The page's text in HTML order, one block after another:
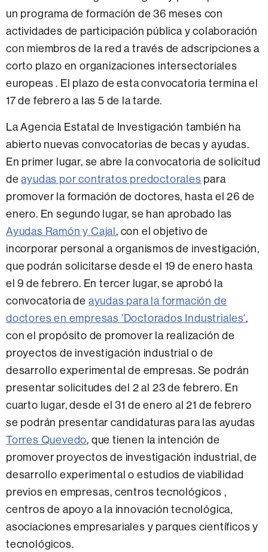
un programa de formación de 36 meses con
actividades de participación pública y colaboración
con miembros de la red a través de adscripciones a
corto plazo en organizaciones intersectoriales
europeas . El plazo de esta convocatoria termina el
17 de febrero a las 5 de la tarde.
La Agencia Estatal de Investigación también ha
abierto nuevas convocatorias de becas y ayudas.
En primer lugar, se abre la convocatoria de solicitud
deayudas por contratos predoctorales para
promover la formación de doctores, hasta el 26 de
enero. En segundo lugar, se han aprobado las
Ayudas Ramón y Cajal, con el objetivo de
incorporar personal a organismos de investigación,
que podrán solicitarse desde el 19 de enero hasta
el 9 de febrero. En tercer lugar, se aprobó la
convocatoria de ayudas para la formación de
doctores en empresas 'Doctorados Industriales',
con el propósito de promover la realización de
proyectos de investigación industrial o de
desarrollo experimental de empresas. Se podrán
presentar solicitudes del 2 al 23 de febrero. En
cuarto lugar, desde el 31 de enero al 21 de febrero
se podrán presentar candidaturas para las ayudas
Torres Quevedo, que tienen la intención de
promover proyectos de investigación industrial, de
desarrollo experimental o estudios de viabilidad
previos en empresas, centros tecnológicos ,
centros de apoyo a la innovación tecnológica,
asociaciones empresariales y parques científicos y
tecnológicos.